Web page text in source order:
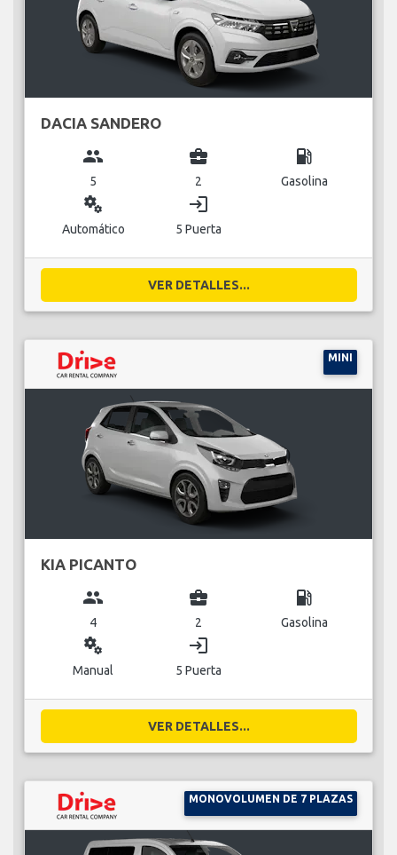
DACIA SANDERO
group
5
business_center
2
local_gas_station
Gasolina
miscellaneous_services
Automático
login
5 Puerta
VER DETALLES...
MINI
KIA PICANTO
group
4
business_center
2
local_gas_station
Gasolina
miscellaneous_services
Manual
login
5 Puerta
VER DETALLES...
MONOVOLUMEN DE 7 PLAZAS